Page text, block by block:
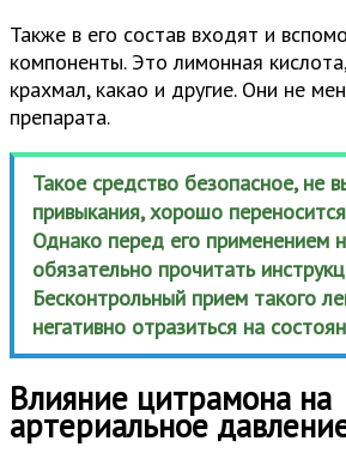
Также в его состав входят и
компоненты. Это лимонная
крахмал, какао и другие. Они не
препарата.
Такое средство безопасное, не
привыкания, хорошо
Однако перед его применением
обязательно прочитать
Бесконтрольный прием такого
негативно отразиться на
Влияние цитрамона на
артериальное